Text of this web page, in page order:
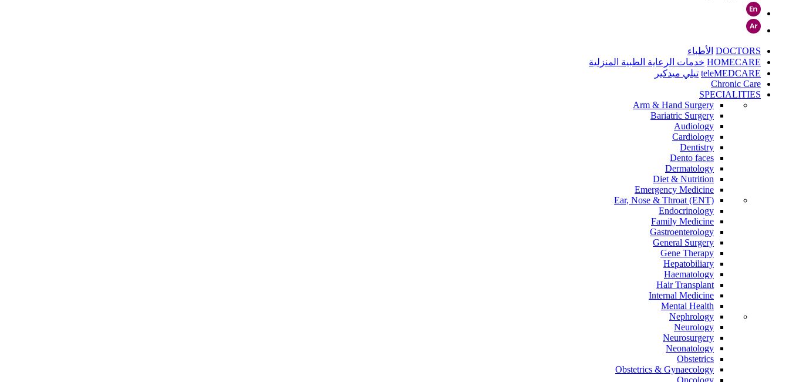
DOCTORS الأطباء
HOMECARE خدمات الرعاية الطبية المنزلية
teleMEDCARE تيلي ميدكير
Chronic Care
SPECIALITIES
Arm & Hand Surgery
Bariatric Surgery
Audiology
Cardiology
Dentistry
Dento faces
Dermatology
Diet & Nutrition
Emergency Medicine
Ear, Nose & Throat (ENT)
Endocrinology
Family Medicine
Gastroenterology
General Surgery
Gene Therapy
Hepatobiliary
Haematology
Hair Transplant
Internal Medicine
Mental Health
Nephrology
Neurology
Neurosurgery
Neonatology
Obstetrics
Obstetrics & Gynaecology
Oncology